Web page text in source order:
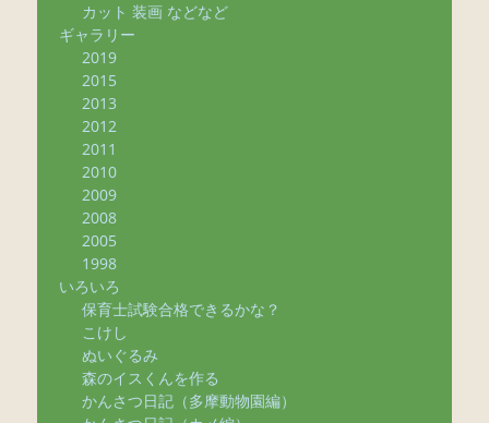
カット 装画 などなど
ギャラリー
2019
2015
2013
2012
2011
2010
2009
2008
2005
1998
いろいろ
保育士試験合格できるかな？
こけし
ぬいぐるみ
森のイスくんを作る
かんさつ日記（多摩動物園編）